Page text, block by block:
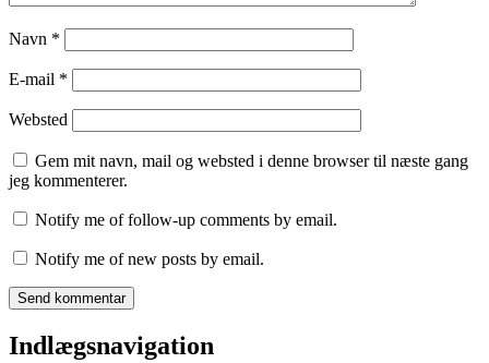
Navn *
E-mail *
Websted
Gem mit navn, mail og websted i denne browser til næste gang
jeg kommenterer.
Notify me of follow-up comments by email.
Notify me of new posts by email.
Indlægsnavigation